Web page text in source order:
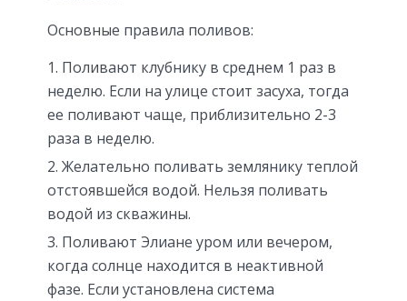
Основные правила поливов:
Поливают клубнику в среднем 1 раз в
неделю. Если на улице стоит засуха, тогда
ее поливают чаще, приблизительно 2-3
раза в неделю.
Желательно поливать землянику теплой
отстоявшейся водой. Нельзя поливать
водой из скважины.
Поливают Элиане уром или вечером,
когда солнце находится в неактивной
фазе. Если установлена система